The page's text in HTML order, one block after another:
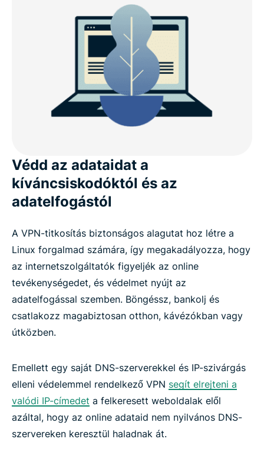
Újdonságok az 5.0-s verzióban (Linux)
Linux-disztribúciós kompatibilitás
ExpressVPN Linuxra: Speciális funkciók
Mit mondanak az emberek az ExpressVPN-ről
Gyakori kérdések
Védd az adataidat a
kíváncsiskodóktól és az
adatelfogástól
A VPN-titkosítás biztonságos alagutat hoz létre a
Linux forgalmad számára, így megakadályozza, hogy
az internetszolgáltatók figyeljék az online
tevékenységedet, és védelmet nyújt az
adatelfogással szemben. Böngéssz, bankolj és
csatlakozz magabiztosan otthon, kávézókban vagy
útközben.
Emellett egy saját DNS-szerverekkel és IP-szivárgás
elleni védelemmel rendelkező VPN segít elrejteni a
valódi IP-címedet a felkeresett weboldalak elől
azáltal, hogy az online adataid nem nyilvános DNS-
szervereken keresztül haladnak át.